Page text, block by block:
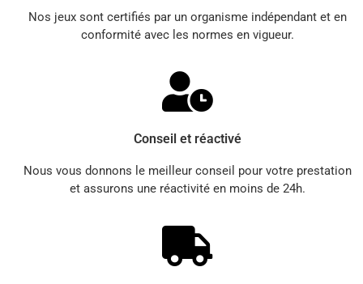
Nos jeux sont certifiés par un organisme indépendant et en
conformité avec les normes en vigueur.
Conseil et réactivé
Nous vous donnons le meilleur conseil pour votre prestation
et assurons une réactivité en moins de 24h.